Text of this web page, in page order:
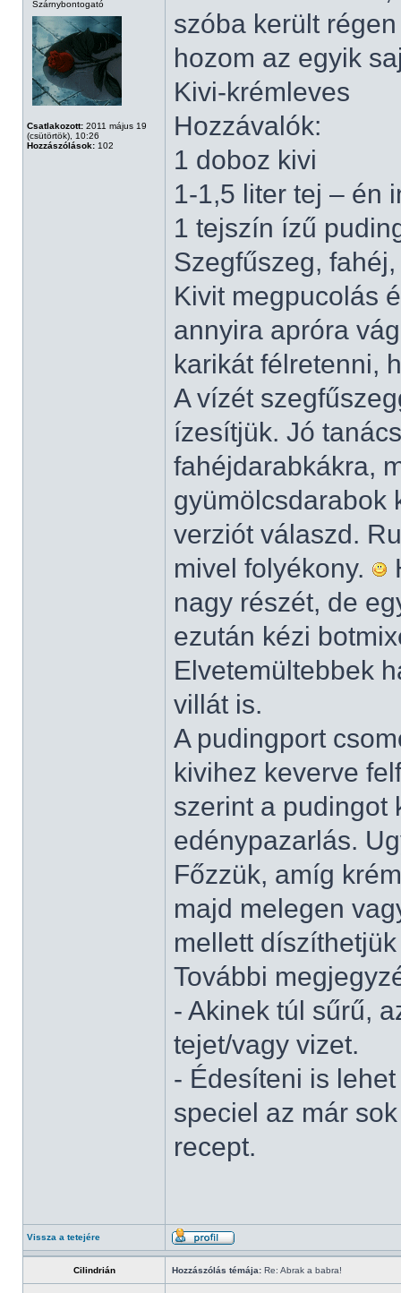
Szárnybontogató
Csatlakozott: 2011 május 19
(csütörtök), 10:26
Hozzászólások: 102
szóba került
hozom az egyik
Kivi-krémleves
Hozzávalók:
1 doboz kivi
1-1,5 liter tej – én
1 tejszín ízű
Szegfűszeg,
Kivit megpucolás
annyira apróra
karikát félretenni,
A vízét
ízesítjük. Jó
fahéjdarabkákra,
gyümölcsdarabok
verziót válaszd.
mivel folyékony.
nagy részét, de
ezután kézi
Elvetemültebbek
villát is.
A pudingport
kivihez keverve
szerint a pudingot
edénypazarlás.
Főzzük, amíg
majd melegen
mellett
További
- Akinek túl sűrű,
tejet/vagy vizet.
- Édesíteni is
speciel az már
recept.
Vissza a tetejére
Cilindrián Hozzászólás témája: Re: Abrak a babra!